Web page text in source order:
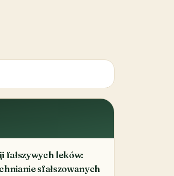
leków:
sfałszowanych